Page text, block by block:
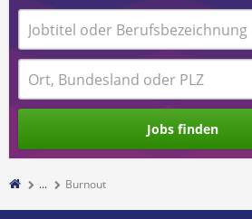
Jobs finden
... Burnout